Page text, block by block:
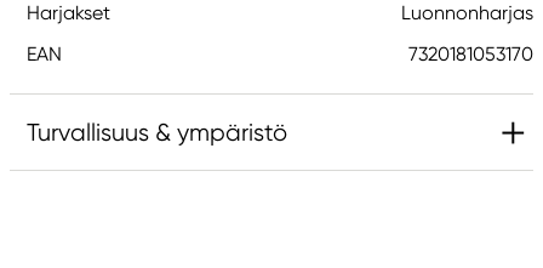
Harjakset
Luonnonharjas
EAN
7320181053170
Turvallisuus & ympäristö